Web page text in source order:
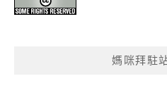
媽咪拜駐